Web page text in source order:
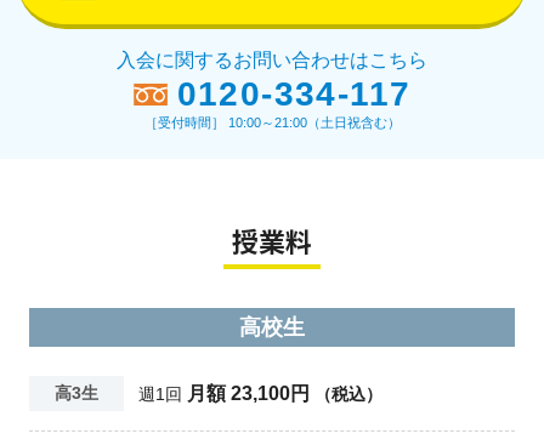
入会に関するお問い合わせはこちら
0120-334-117
［受付時間］ 10:00～21:00（土日祝含む）
授業料
高校生
高3生 週1回 月額 23,100円 （税込）